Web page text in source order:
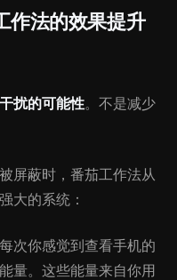
作法的效果提升
扰的可能性。不是减少
屏蔽时，番茄工作法从
大的系统：
次你感觉到查看手机的
量。这些能量来自你用